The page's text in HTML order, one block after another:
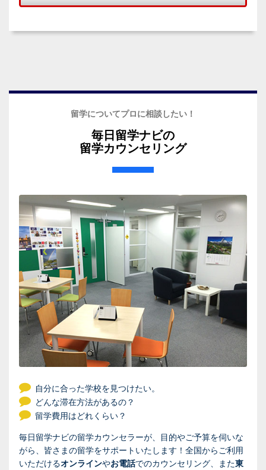
留学についてプロに相談したい！
毎日留学ナビの
留学カウンセリング
自分に合った学校を見つけたい。
どんな滞在方法があるの？
留学費用はどれくらい？
毎日留学ナビの留学カウンセラーが、目的やご予算を伺いな
がら、皆さまの留学をサポートいたします！全国からご利用
いただけるオンラインやお電話でのカウンセリング、また東